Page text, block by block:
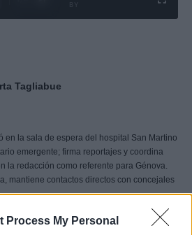
Process My Personal
Tagliabue
en la sala de espera del hospital San Martino
emergente; firma reportajes y coordina
la redacción como referente para Génova.
mantiene contactos directos con concejales